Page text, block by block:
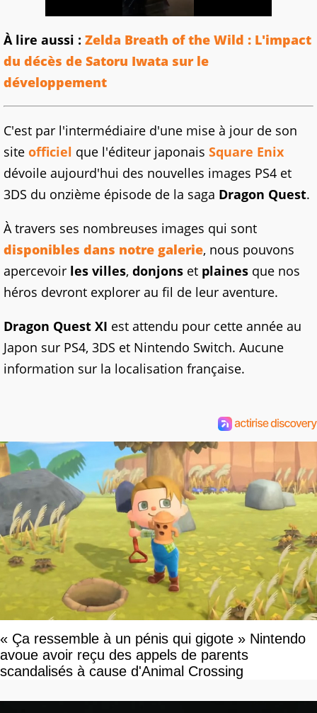
À lire aussi : Zelda Breath of the Wild : L'impact
du décès de Satoru Iwata sur le
développement
C'est par l'intermédiaire d'une mise à jour de son
site officiel que l'éditeur japonais Square Enix
dévoile aujourd'hui des nouvelles images PS4 et
3DS du onzième épisode de la saga Dragon Quest.
À travers ses nombreuses images qui sont
disponibles dans notre galerie, nous pouvons
apercevoir les villes, donjons et plaines que nos
héros devront explorer au fil de leur aventure.
Dragon Quest XI est attendu pour cette année au
Japon sur PS4, 3DS et Nintendo Switch. Aucune
information sur la localisation française.
« Ça ressemble à un pénis qui gigote » Nintendo
avoue avoir reçu des appels de parents
scandalisés à cause d'Animal Crossing